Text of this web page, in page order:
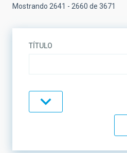
Mostrando 2641 - 2660 de 3671
TÍTULO